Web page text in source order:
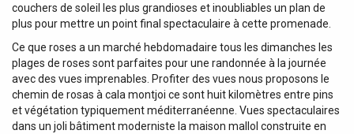
couchers de soleil les plus grandioses et inoubliables un plan de
plus pour mettre un point final spectaculaire à cette promenade.
Ce que roses a un marché hebdomadaire tous les dimanches les
plages de roses sont parfaites pour une randonnée à la journée
avec des vues imprenables. Profiter des vues nous proposons le
chemin de rosas à cala montjoi ce sont huit kilomètres entre pins
et végétation typiquement méditerranéenne. Vues spectaculaires
dans un joli bâtiment moderniste la maison mallol construite en